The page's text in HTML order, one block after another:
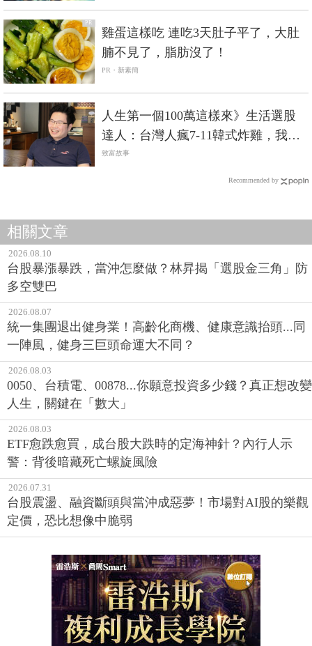
PR
雞蛋這樣吃 連吃3天肚子平了，大肚
腩不見了，脂肪沒了！
PR・新素簡
人生第一個100萬這樣來》生活選股
達人：台灣人瘋7-11韓式炸雞，我買
這檔5個月賺25%
致富故事
Recommended by
相關文章
2026.08.10
台股暴漲暴跌，當沖怎麼做？林昇揭「選股金三角」防
多空雙巴
2026.08.07
統一集團退出健身業！高齡化商機、健康意識抬頭...同
一陣風，健身三巨頭命運大不同？
2026.08.03
0050、台積電、00878...你願意投資多少錢？真正想改變
人生，關鍵在「數大」
2026.08.03
ETF愈跌愈買，成台股大跌時的定海神針？內行人示
警：背後暗藏死亡螺旋風險
2026.07.31
台股震盪、融資斷頭與當沖成惡夢！市場對AI股的樂觀
定價，恐比想像中脆弱